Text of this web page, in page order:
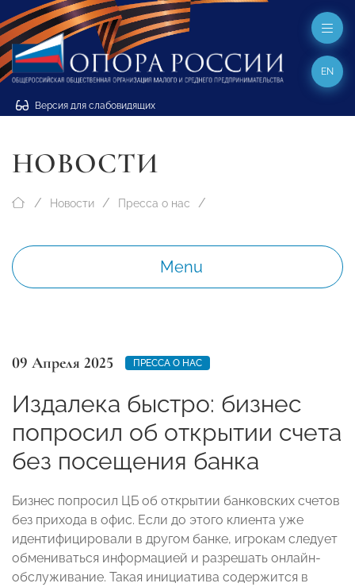
Версия для слабовидящих
EN
НОВОСТИ
Новости Пресса о нас
Menu
09 Апреля 2025 ПРЕССА О НАС
Издалека быстро: бизнес
попросил об открытии счета
без посещения банка
Бизнес попросил ЦБ об открытии банковских счетов
без прихода в офис. Если до этого клиента уже
идентифицировали в другом банке, игрокам следует
обмениваться информацией и разрешать онлайн-
обслуживание. Такая инициатива содержится в